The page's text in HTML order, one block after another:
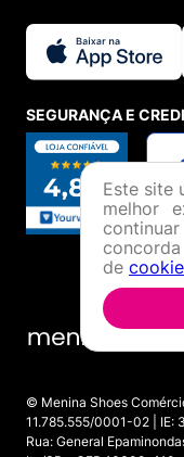
SEGURANÇA E
© Menina Shoes
11.785.555/0001-02 | IE:
Rua: General
Este site
melhor
de